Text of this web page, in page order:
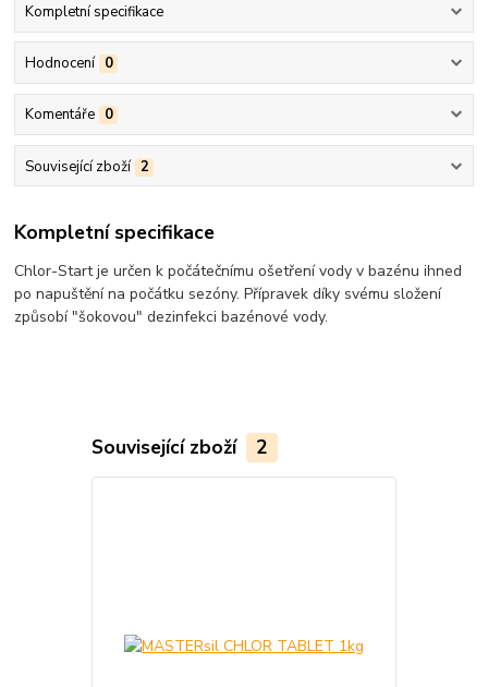
Kompletní specifikace
Hodnocení 0
Komentáře 0
Související zboží 2
Kompletní specifikace
Chlor-Start je určen k počátečnímu ošetření vody v bazénu ihned
po napuštění na počátku sezóny. Přípravek díky svému složení
způsobí "šokovou" dezinfekci bazénové vody.
Související zboží 2